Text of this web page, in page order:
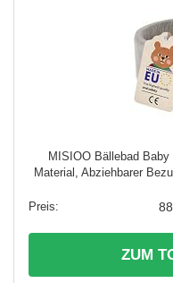
MISIOO Bällebad
Material, Abziehbarer
ZUM